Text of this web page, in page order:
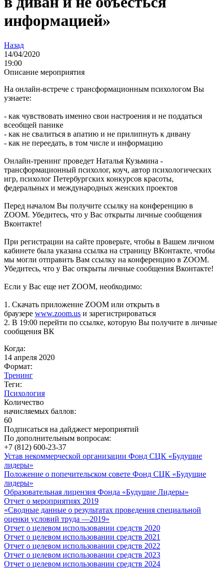
информацией»
Назад
14/04/2020
19:00
Описание мероприятия
На онлайн-встрече с трансформационным психологом Вы
узнаете:
- как чувствовать именно свои настроения и не поддаться
всеобщей панике
- как не свалиться в апатию и не прилипнуть к дивану
- как не переедать, в том числе и информацию
Онлайн-тренинг проведет Наталья Кузьмина -
трансформационный психолог, коуч, автор психологических
игр, психолог Петербургских конкурсов красоты,
федеральных и международных женских проектов
Перед началом Вы получите ссылку на конференцию в
ZOOM. Убедитесь, что у Вас открыты личные сообщения
Вконтакте!
При регистрации на сайте проверьте, чтобы в Вашем личном
кабинете была указана ссылка на страницу ВКонтакте, чтобы
мы могли отправить Вам ссылку на конференцию в ZOOM.
Убедитесь, что у Вас открыты личные сообщения Вконтакте!
Если у Вас еще нет ZOOM, необходимо:
1. Скачать приложение ZOOM или открыть в
браузере www.zoom.us и зарегистрироваться
2. В 19:00 перейти по ссылке, которую Вы получите в личные
сообщения ВК
Когда:
14 апреля 2020
Формат:
Тренинг
Теги:
Психология
Количество
начисляемых баллов:
60
Подписаться на дайджест мероприятий
По дополнительным вопросам:
+7 (812) 600-23-37
Устав некоммерческой организации Фонд СЦК «Будущие
лидеры»
Положение о попечительском совете Фонд СЦК «Будущие
лидеры»
Образовательная лицензия Фонда «Будущие Лидеры»
Отчет о мероприятиях 2019
«Cводные данные о результатах проведения специальной
оценки условий труда —2019»
Отчет о целевом использовании средств 2020
Отчет о целевом использовании средств 2021
Отчет о целевом использовании средств 2022
Отчет о целевом использовании средств 2023
Отчет о целевом использовании средств 2024